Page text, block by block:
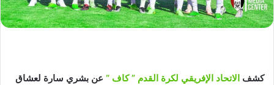
كشف الاتحاد الإفريقي لكرة القدم ” كاف “ عن بشري سارة لعشاق